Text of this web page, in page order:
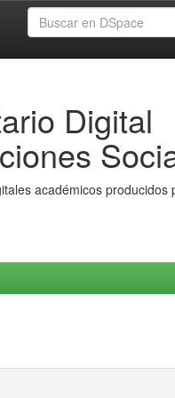
Digital
académicos